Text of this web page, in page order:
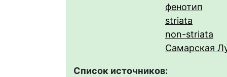
фенотип
striata
non-striata
Самарская
Список источников: